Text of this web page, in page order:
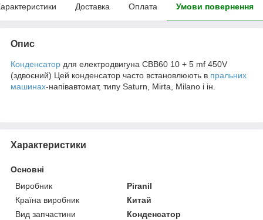
Доставка Оплата Умови повернення
Опис
Конденсатор для електродвигуна CBB60 10 + 5 mf 450V
(здвоєний) Цей конденсатор часто встановлюють в пральних
машинах-напівавтомат, типу Saturn, Mirta, Milano і ін.
Характеристики
Основні
Виробник
Piranil
Країна виробник
Китай
Вид запчастини
Конденсатор